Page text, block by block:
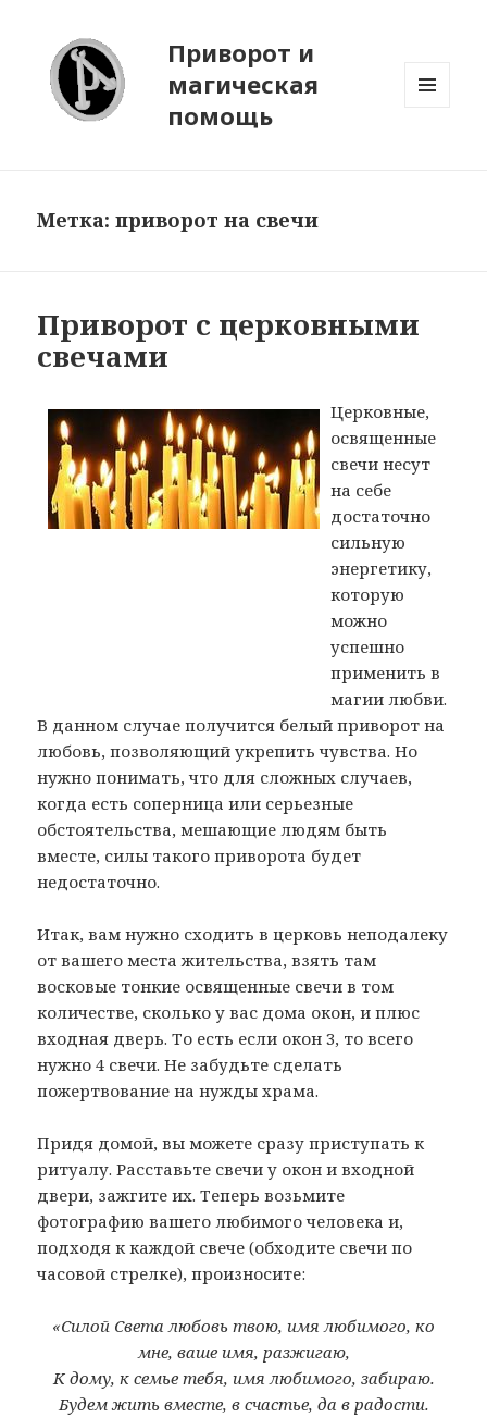
Приворот и
магическая
помощь
Метка:приворот на свечи
Приворот с церковными
свечами
Церковные,
освященные
свечи несут
на себе
достаточно
сильную
энергетику,
которую
можно
успешно
применить в
магии любви.
В данном случае получится белый приворот на
любовь, позволяющий укрепить чувства. Но
нужно понимать, что для сложных случаев,
когда есть соперница или серьезные
обстоятельства, мешающие людям быть
вместе, силы такого приворота будет
недостаточно.
Итак, вам нужно сходить в церковь неподалеку
от вашего места жительства, взять там
восковые тонкие освященные свечи в том
количестве, сколько у вас дома окон, и плюс
входная дверь. То есть если окон 3, то всего
нужно 4 свечи. Не забудьте сделать
пожертвование на нужды храма.
Придя домой, вы можете сразу приступать к
ритуалу. Расставьте свечи у окон и входной
двери, зажгите их. Теперь возьмите
фотографию вашего любимого человека и,
подходя к каждой свече (обходите свечи по
часовой стрелке), произносите:
«Силой Света любовь твою, имя любимого, ко
мне, ваше имя, разжигаю,
К дому, к семье тебя, имя любимого, забираю.
Будем жить вместе, в счастье, да в радости.